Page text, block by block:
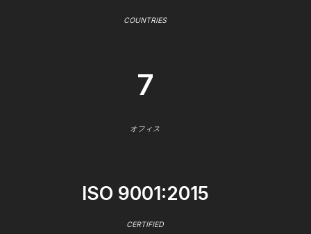
COUNTRIES
7
オフィス
ISO 9001:2015
CERTIFIED